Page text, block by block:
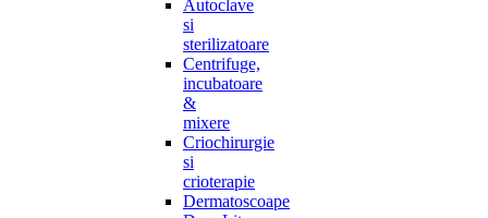
Autoclave
si
sterilizatoare
Centrifuge,
incubatoare
&
mixere
Criochirurgie
si
crioterapie
Dermatoscoape